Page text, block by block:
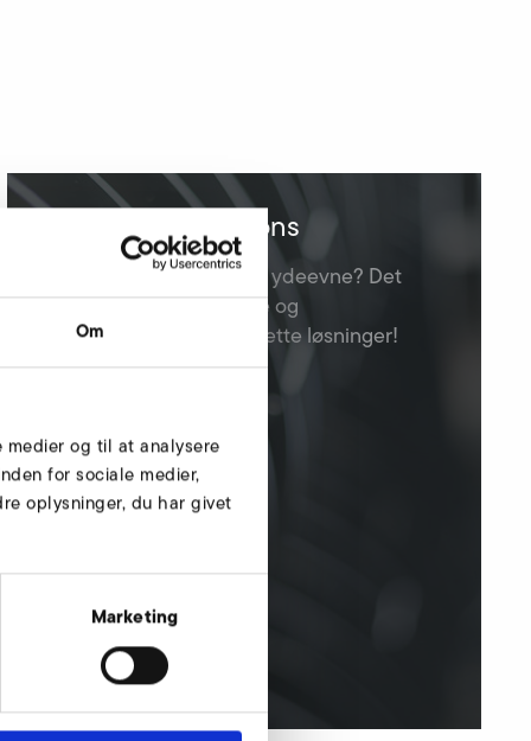
Om
og til at analysere
for sociale medier,
oplysninger, du har givet
Marketing
Systems & Solutions
Mindre energi og større ydeevne? Det
opnår vores individuelle og
installationsklare komplette løsninger!
få mere at vide